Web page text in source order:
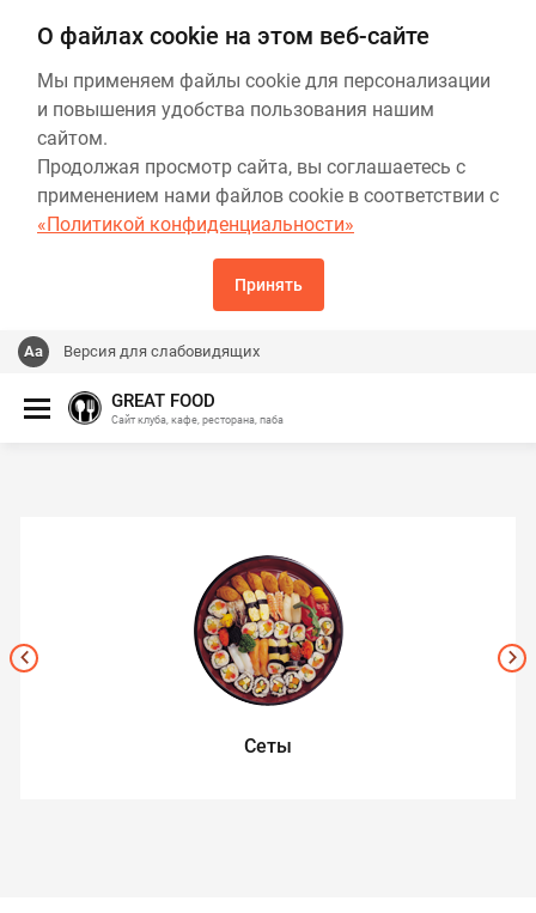
О файлах cookie на этом веб-сайте
Мы применяем файлы cookie для персонализации
и повышения удобства пользования нашим
сайтом.
Продолжая просмотр сайта, вы соглашаетесь с
применением нами файлов cookie в соответствии с
«Политикой конфиденциальности»
Принять
Версия для слабовидящих
GREAT FOOD
Сайт клуба, кафе, ресторана, паба
Сеты